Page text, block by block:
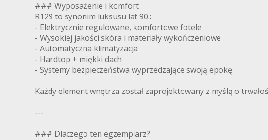
### Wyposażenie i komfort
R129 to synonim luksusu lat 90.:
- Elektrycznie regulowane, komfortowe fotele
- Wysokiej jakości skóra i materiały wykończeniowe
- Automatyczna klimatyzacja
- Hardtop + miękki dach
- Systemy bezpieczeństwa wyprzedzające swoją epokę
Każdy element wnętrza został zaprojektowany z myślą o
---
### Dlaczego ten egzemplarz?